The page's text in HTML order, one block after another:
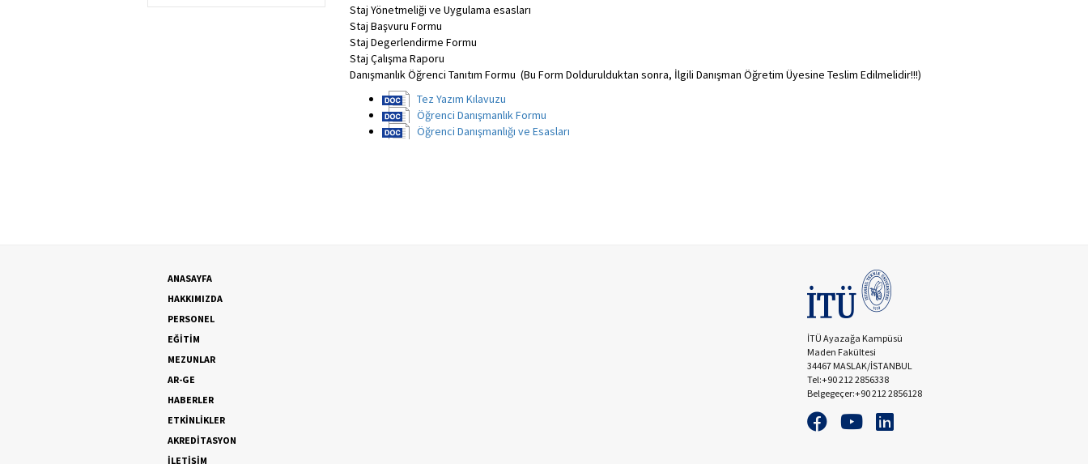
Staj Yönetmeliği ve Uygulama esasları
Staj Başvuru Formu
Staj Degerlendirme Formu
Staj Çalışma Raporu
Danışmanlık Öğrenci Tanıtım Formu (Bu Form Doldurulduktan sonra, İlgili Danışman Öğretim Üyesine Teslim Edilmelidir!!!)
Tez Yazım Kılavuzu
Öğrenci Danışmanlık Formu
Öğrenci Danışmanlığı ve Esasları
ANASAYFA
HAKKIMIZDA
PERSONEL
EĞİTİM
MEZUNLAR
AR-GE
HABERLER
ETKİNLİKLER
AKREDİTASYON
İLETİŞİM
İTÜ Ayazağa Kampüsü
Maden Fakültesi
34467 MASLAK/İSTANBUL
Tel:+90 212 2856338
Belgegeçer:+90 212 2856128